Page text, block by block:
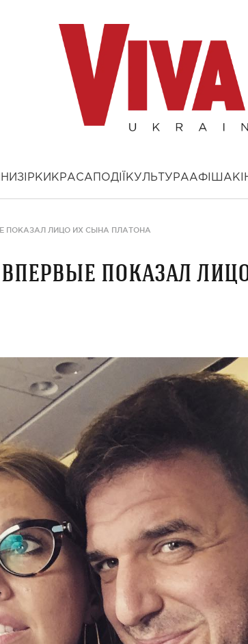
ЗІРКИ КРАСА ПОДІЇ КУЛЬТУРААФІША
ПОКАЗАЛ ЛИЦО ИХ СЫНА ПЛАТОНА
показал